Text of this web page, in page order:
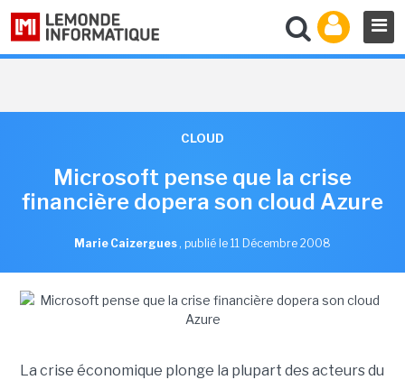
CLOUD
Microsoft pense que la crise
financière dopera son cloud Azure
Marie Caizergues , publié le 11 Décembre 2008
La crise économique plonge la plupart des acteurs du